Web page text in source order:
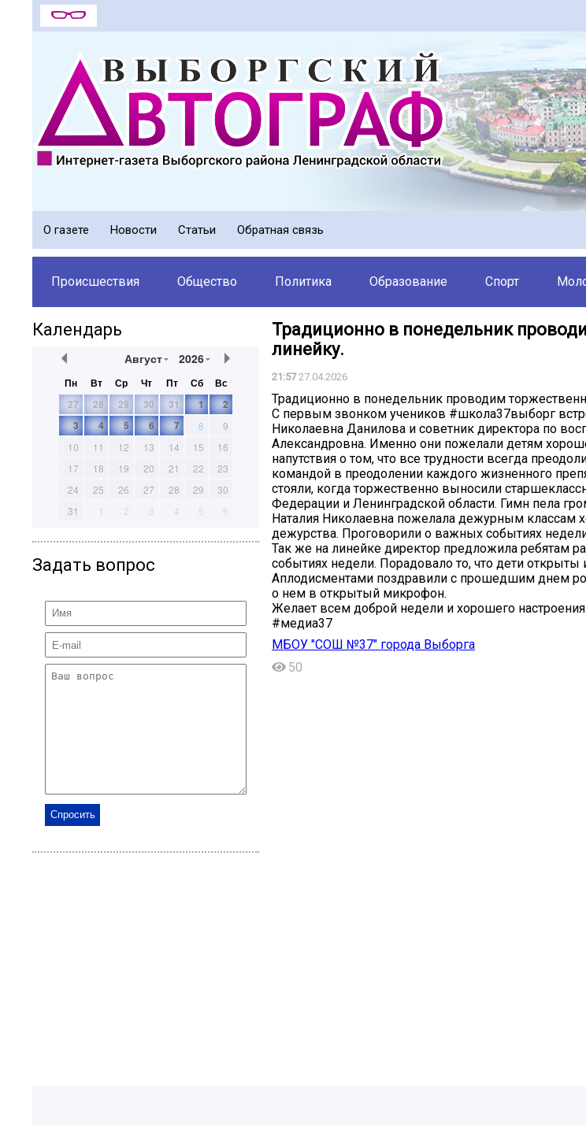
О газете Новости Статьи Обратная связь
Происшествия Общество Политика Образование Спорт
Календарь
Август 2026
Пн Вт Ср Чт Пт Сб
Вс
27
28 29 30 31 1
2
3
4 5 6 7 8
9
10
11 12 13 14 15
16
17
18 19 20 21 22
23
24
25 26 27 28 29
30
31
1 2 3 4 5 6
Задать вопрос
Традиционно в понедельник
линейку.
21:5727.04.2026
Традиционно в понедельник проводим
С первым звонком учеников #школа37выборг
Николаевна Данилова и советник директора по
Александровна. Именно они пожелали детям
напутствия о том, что все трудности всегда
командой в преодолении каждого жизненного
стояли, когда торжественно выносили
Федерации и Ленинградской области. Гимн пела
Наталия Николаевна пожелала дежурным классам
дежурства. Проговорили о важных событиях
Так же на линейке директор предложила ребятам
событиях недели. Порадовало то, что дети открыты
Аплодисментами поздравили с прошедшим днем
о нем в открытый микрофон.
Желает всем доброй недели и хорошего
#медиа37
МБОУ "СОШ №37" города Выборга
50